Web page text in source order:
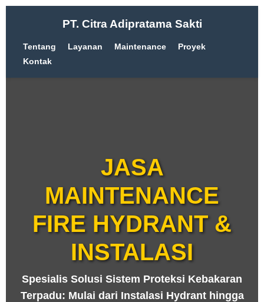
PT. Citra Adipratama Sakti
Tentang Layanan Maintenance
Proyek
Kontak
JASA
MAINTENANCE
FIRE HYDRANT &
INSTALASI
Spesialis Solusi Sistem Proteksi Kebakaran
Terpadu: Mulai dari Instalasi Hydranthingga